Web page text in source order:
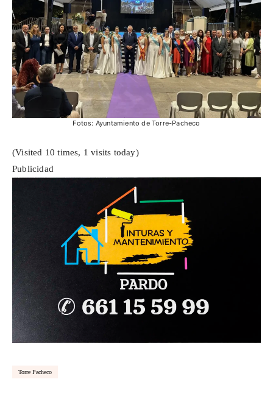
Fotos: Ayuntamiento de Torre-Pacheco
(Visited 10 times, 1 visits today)
Publicidad
Torre Pacheco